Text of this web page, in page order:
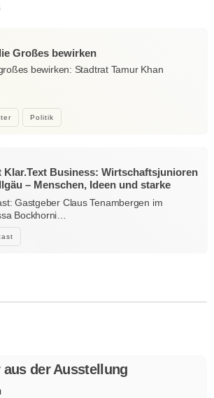
Politik
Großes bewirken
bewirken: Stadtrat Tamur Khan
Klar.Text Business: Wirtschaftsjunioren
– Menschen, Ideen und starke
Gastgeber Claus Tenambergen im
Bockhorni…
aus der Ausstellung